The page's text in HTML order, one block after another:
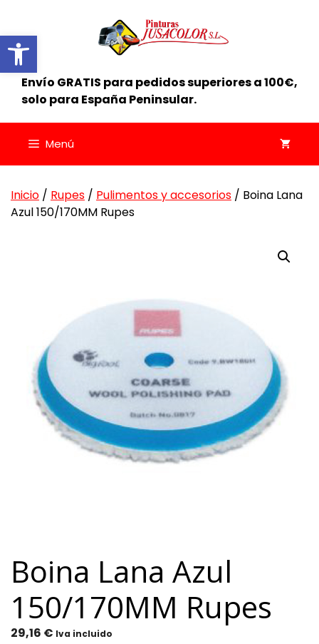
Abrir barra de herramientas
contenido
Envío GRATIS para pedidos superiores a 100€,
solo para España Peninsular.
Menú
Inicio / Rupes / Pulimentos y accesorios / Boina Lana
Azul 150/170MM Rupes
Boina Lana Azul
150/170MM Rupes
29,16 € Iva incluido